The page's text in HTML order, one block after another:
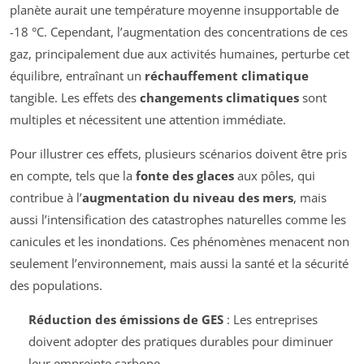
planète aurait une température moyenne insupportable de
-18 °C. Cependant, l’augmentation des concentrations de ces
gaz, principalement due aux activités humaines, perturbe cet
équilibre, entraînant un réchauffement climatique
tangible. Les effets des changements climatiques sont
multiples et nécessitent une attention immédiate.
Pour illustrer ces effets, plusieurs scénarios doivent être pris
en compte, tels que la fonte des glaces aux pôles, qui
contribue à l’augmentation du niveau des mers, mais
aussi l’intensification des catastrophes naturelles comme les
canicules et les inondations. Ces phénomènes menacent non
seulement l’environnement, mais aussi la santé et la sécurité
des populations.
Réduction des émissions de GES: Les entreprises
doivent adopter des pratiques durables pour diminuer